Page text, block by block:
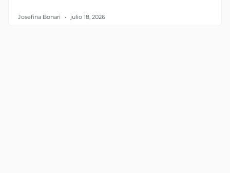
Josefina Bonari julio 18, 2026